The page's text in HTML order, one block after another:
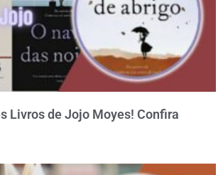
Livros de Jojo Moyes! Confira